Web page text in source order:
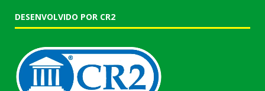
DESENVOLVIDO POR CR2